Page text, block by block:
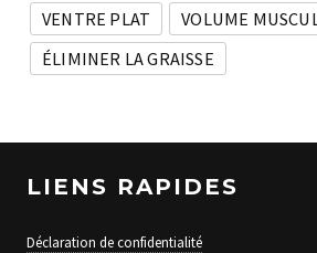
VENTRE PLAT
VOLUME
ÉLIMINER LA GRAISSE
LIENS RAPIDES
Déclaration de confidentialité